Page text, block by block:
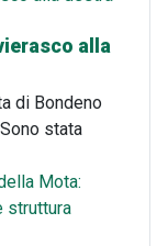
alla
di Bondeno
stata